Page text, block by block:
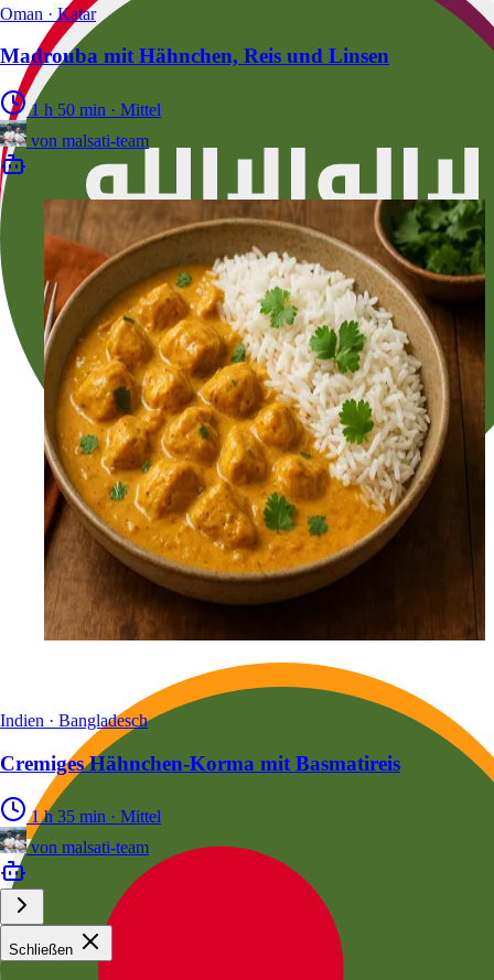
Oman · Katar
Madrouba mit Hähnchen, Reis und Linsen
1 h 50 min · Mittel
von malsati-team
Indien · Bangladesch
Cremiges Hähnchen-Korma mit Basmatireis
1 h 35 min · Mittel
von malsati-team
Schließen